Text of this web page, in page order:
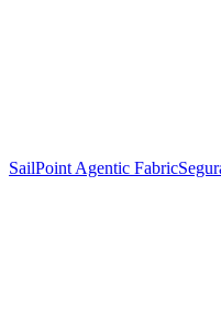
SailPoint Agentic Fabric